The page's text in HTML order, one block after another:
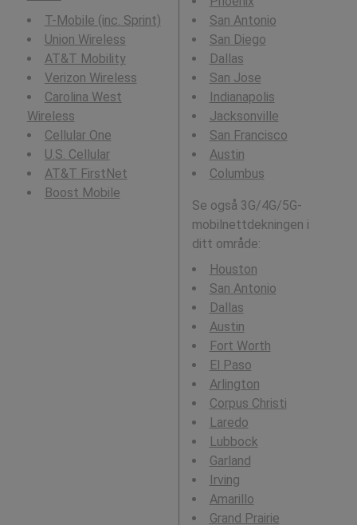
T-Mobile (inc. Sprint)
Union Wireless
AT&T Mobility
Verizon Wireless
Carolina West
Wireless
Cellular One
U.S. Cellular
AT&T FirstNet
Boost Mobile
San Antonio
San Diego
Dallas
San Jose
Indianapolis
Jacksonville
San Francisco
Austin
Columbus
Se også 3G/4G/5G-
mobilnettdekningen i
ditt område:
Houston
San Antonio
Dallas
Austin
Fort Worth
El Paso
Arlington
Corpus Christi
Laredo
Lubbock
Garland
Irving
Amarillo
Grand Prairie